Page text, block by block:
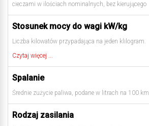
cieczami w ilościach nominalnych, bez kierującego
Stosunek mocy do wagi kW/kg
Liczba kilowatów przypadająca na jeden klilogram.
Czytaj więcej ...
Spalanie
Średnie zużycie paliwa, podane w litrach na 100 km
Rodzaj zasilania